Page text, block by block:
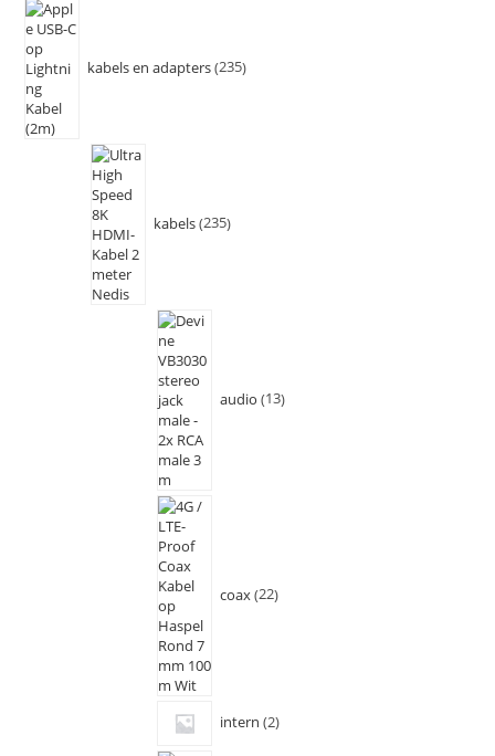
kabels en adapters 235
kabels 235
audio 13
coax 22
intern 2